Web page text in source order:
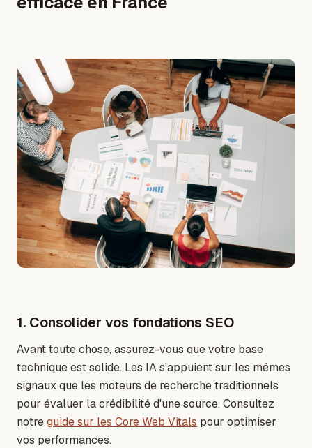
1. Consolider vos fondations SEO
Avant toute chose, assurez-vous que votre base
technique est solide. Les IA s'appuient sur les mêmes
signaux que les moteurs de recherche traditionnels
pour évaluer la crédibilité d'une source. Consultez
notreguide sur les Core Web Vitals pour optimiser
vos performances.